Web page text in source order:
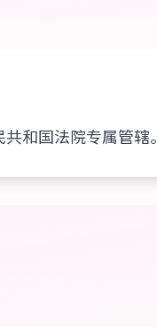
和国法院专属管辖。